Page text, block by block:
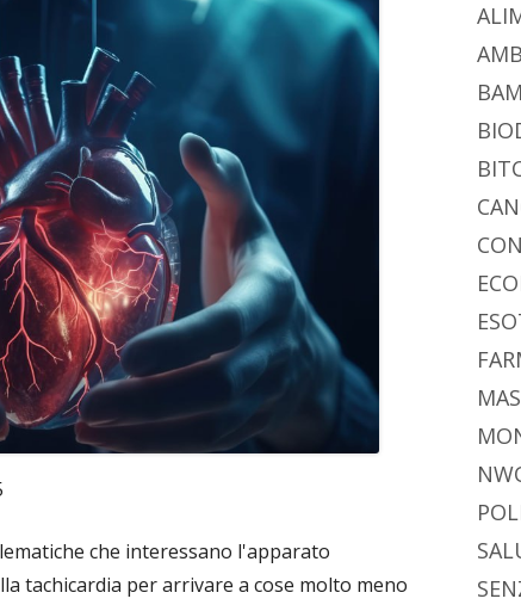
che interessano l'apparato
tachicardia per arrivare a cose molto meno